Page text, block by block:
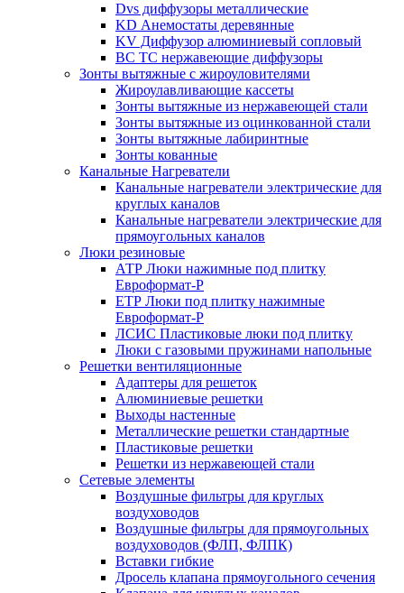
Dvs диффузоры металлические
KD Анемостаты деревянные
KV Диффузор алюминиевый сопловый
ВС ТС нержавеющие диффузоры
Зонты вытяжные с жироуловителями
Жироулавливающие кассеты
Зонты вытяжные из нержавеющей стали
Зонты вытяжные из оцинкованной стали
Зонты вытяжные лабиринтные
Зонты кованные
Канальные Нагреватели
Канальные нагреватели электрические для
круглых каналов
Канальные нагреватели электрические для
прямоугольных каналов
Люки резиновые
АТР Люки нажимные под плитку
Евроформат-Р
ЕТР Люки под плитку нажимные
Евроформат-Р
ЛСИС Пластиковые люки под плитку
Люки с газовыми пружинами напольные
Решетки вентиляционные
Адаптеры для решеток
Алюминиевые решетки
Выходы настенные
Металлические решетки стандартные
Пластиковые решетки
Решетки из нержавеющей стали
Сетевые элементы
Воздушные фильтры для круглых
воздуховодов
Воздушные фильтры для прямоугольных
воздуховодов (ФЛП, ФЛПК)
Вставки гибкие
Дросель клапана прямоугольного сечения